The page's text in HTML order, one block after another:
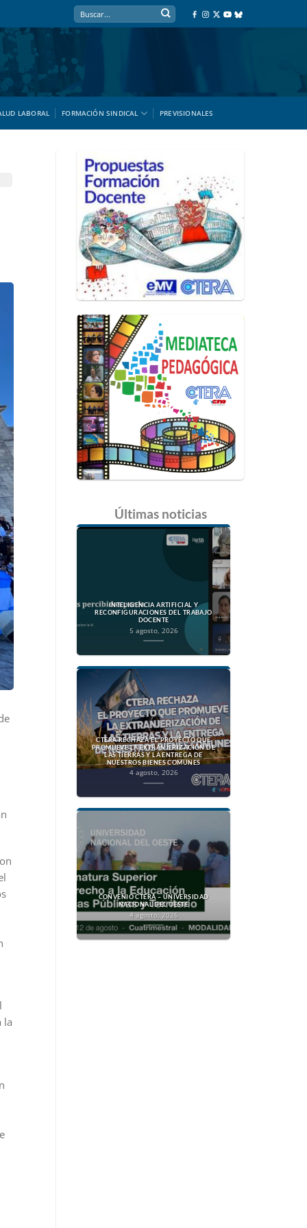
LABORAL FORMACIÓN SINDICAL PREVISIONALES
la
Últimas noticias
INTELIGENCIA ARTIFICIAL Y
RECONFIGURACIONES DEL TRABAJO
DOCENTE
5 agosto, 2026
CTERA RECHAZA EL PROYECTO QUE
PROMUEVE LA EXTRANJERIZACIÓN DE
LAS TIERRAS Y LA ENTREGA DE
NUESTROS BIENES COMUNES
4 agosto, 2026
CONVENIO CTERA – UNIVERSIDAD
NACIONAL DEL OESTE
4 agosto, 2026